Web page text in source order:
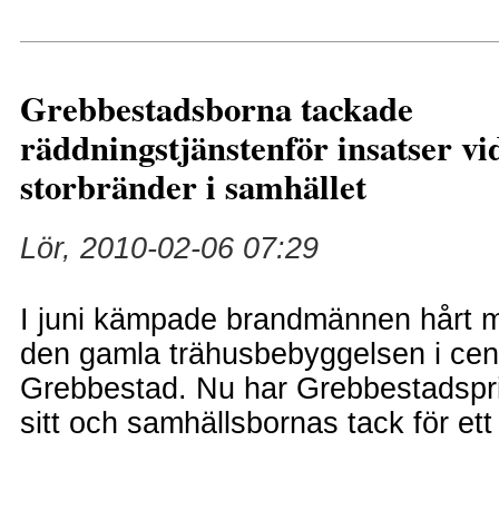
Grebbestadsborna tackade
räddningstjänstenför insatser
storbränder i samhället
Lör, 2010-02-06 07:29
I juni kämpade brandmännen hårt
den gamla trähusbebyggelsen i
Grebbestad. Nu har
sitt och samhällsbornas tack för